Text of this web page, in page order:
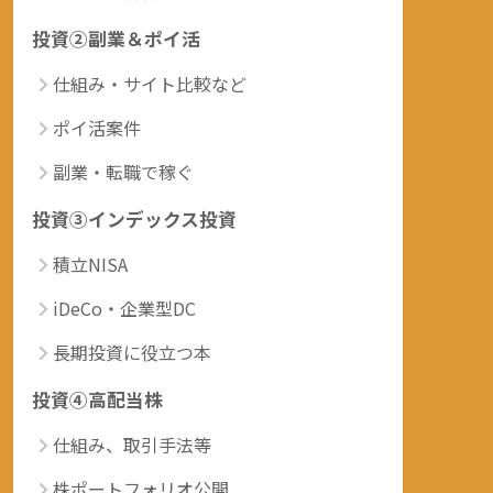
投資②副業＆ポイ活
仕組み・サイト比較など
ポイ活案件
副業・転職で稼ぐ
投資③インデックス投資
積立NISA
iDeCo・企業型DC
長期投資に役立つ本
投資④高配当株
仕組み、取引手法等